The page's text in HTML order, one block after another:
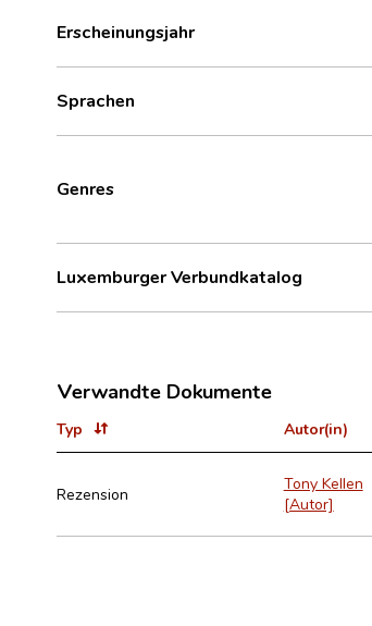
Erscheinungsjahr
Sprachen
Genres
Luxemburger Verbundkatalog
Verwandte Dokumente
Typ Autor(in)
Rezension
Tony Kellen
[Autor]